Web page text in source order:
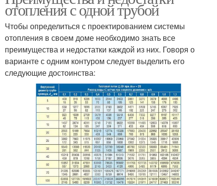
отопления с одной трубой
Чтобы определиться с проектированием системы
отопления в своем доме необходимо знать все
преимущества и недостатки каждой из них. Говоря о
варианте с одним контуром следует выделить его
следующие достоинства: